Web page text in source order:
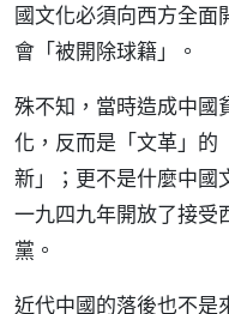
國文化必須向西方全面
會「被開除球籍」。
殊不知，當時造成中國
化，反而是「文革」的
新」；更不是什麼中國
一九四九年開放了接受
黨。
近代中國的落後也不是